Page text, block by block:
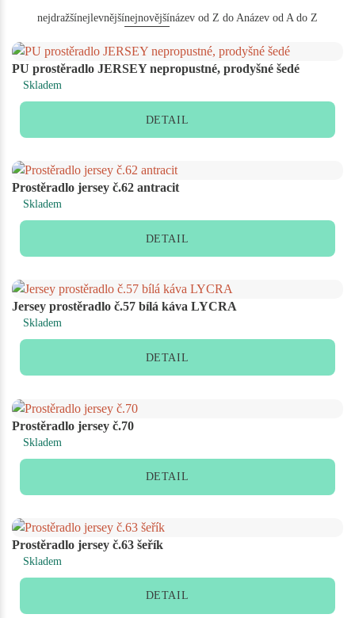
nejdražšínejlevnějšínejnovějšínázev od Z do Anázev od A do Z
PU prostěradlo JERSEY nepropustné, prodyšné šedé
Skladem
DETAIL
Prostěradlo jersey č.62 antracit
Skladem
DETAIL
Jersey prostěradlo č.57 bílá káva LYCRA
Skladem
DETAIL
Prostěradlo jersey č.70
Skladem
DETAIL
Prostěradlo jersey č.63 šeřík
Skladem
DETAIL